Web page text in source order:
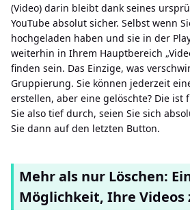
(Video) darin bleibt dank seines
YouTube absolut sicher. Selbst wenn
hochgeladen haben und sie in der
weiterhin in Ihrem Hauptbereich
finden sein. Das Einzige, was
Gruppierung. Sie können jederzeit
erstellen, aber eine gelöschte? Die ist
Sie also tief durch, seien Sie sich
Sie dann auf den letzten Button.
Mehr als nur Löschen:
Möglichkeit, Ihre Videos